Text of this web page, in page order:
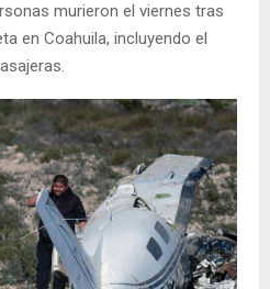
murieron el viernes tras
en Coahuila, incluyendo el